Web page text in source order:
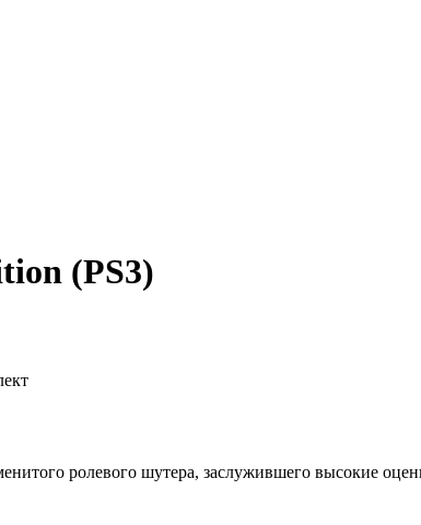
(PS3)
ролевого шутера, заслужившего высокие